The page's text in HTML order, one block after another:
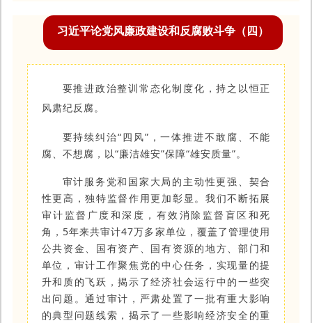
习近平论党风廉政建设和反腐败斗争（四）
要推进政治整训常态化制度化，持之以恒正
风肃纪反腐。
要持续纠治“四风”，一体推进不敢腐、不能
腐、不想腐，以“廉洁雄安”保障“雄安质量”。
审计服务党和国家大局的主动性更强、契合
性更高，独特监督作用更加彰显。我们不断拓展
审计监督广度和深度，有效消除监督盲区和死
角，5年来共审计47万多家单位，覆盖了管理使用
公共资金、国有资产、国有资源的地方、部门和
单位，审计工作聚焦党的中心任务，实现量的提
升和质的飞跃，揭示了经济社会运行中的一些突
出问题。通过审计，严肃处置了一批有重大影响
的典型问题线索，揭示了一些影响经济安全的重